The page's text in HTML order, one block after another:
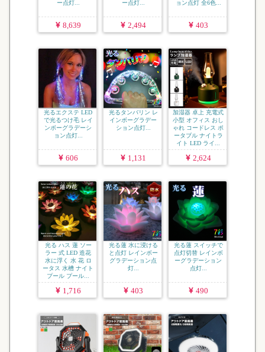
ー点灯...
8,639
ー点灯...
2,494
ョン点灯 全6色...
403
光るエクステ LED
で光るつけ毛 レイ
ンボーグラデーシ
ョン点灯...
606
光るタンバリン レ
インボーグラデー
ション点灯...
1,131
加湿器 卓上 充電式
小型 オフィス おし
ゃれ コードレス ポ
ータブル ナイトラ
イト LED ライ...
2,624
光る ハス 蓮 ソー
ラー 式 LED 造花
水に浮く 水 花 ロ
ータス 水槽 ナイト
プール プール...
1,716
光る蓮 水に浸ける
と点灯 レインボー
グラデーション点
灯...
403
光る蓮 スイッチで
点灯切替 レインボ
ーグラデーション
点灯...
490